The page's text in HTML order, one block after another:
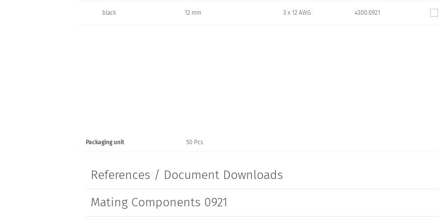
black 12 mm 3 x 12 AWG 4300.0921
Packaging unit 50 Pcs
References / Document Downloads
Mating Components 0921